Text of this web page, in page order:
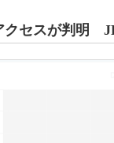
クセスが判明